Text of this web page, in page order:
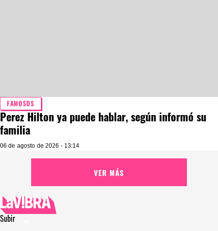
FAMOSOS
Perez Hilton ya puede hablar, según informó su
familia
06 de agosto de 2026 - 13:14
VER MÁS
Subir